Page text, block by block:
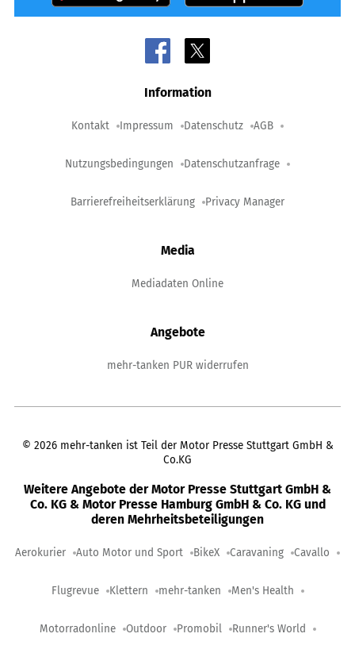
Information
Kontakt Impressum Datenschutz AGB
Nutzungsbedingungen Datenschutzanfrage
Barrierefreiheitserklärung Privacy Manager
Media
Mediadaten Online
Angebote
mehr-tanken PUR widerrufen
© 2026 mehr-tanken ist Teil der Motor Presse Stuttgart GmbH &
Co.KG
Weitere Angebote der Motor Presse Stuttgart GmbH &
Co. KG & Motor Presse Hamburg GmbH & Co. KG und
deren Mehrheitsbeteiligungen
Aerokurier Auto Motor und Sport BikeX Caravaning Cavallo
Flugrevue Klettern mehr-tanken Men's Health
Motorradonline Outdoor Promobil Runner's World